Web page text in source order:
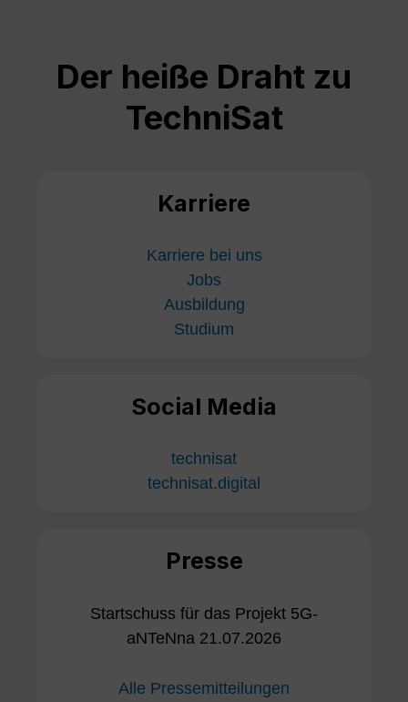
Der heiße Draht zu
TechniSat
Karriere
Karriere bei uns
Jobs
Ausbildung
Studium
Social Media
technisat
technisat.digital
Presse
Startschuss für das Projekt 5G-
aNTeNna 21.07.2026
Alle Pressemitteilungen